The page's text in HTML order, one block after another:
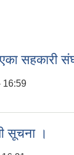
16:59
सूचना ।